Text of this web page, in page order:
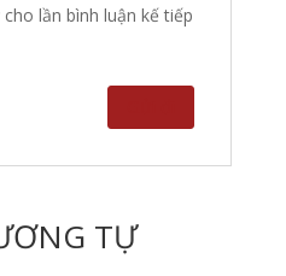
lần bình luận kế tiếp
TỰ